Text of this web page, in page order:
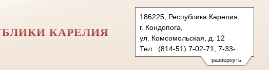
развернуть
186225, Республика Карелия,
г. Кондопога,
ул. Комсомольская, д. 12
Тел.: (814-51) 7-02-71, 7-33-
72 (факс)
КАРЕЛИЯ